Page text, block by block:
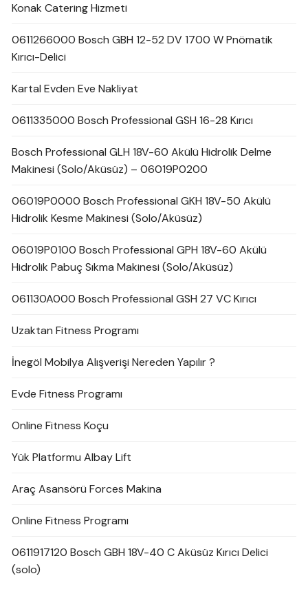
Konak Catering Hizmeti
0611266000 Bosch GBH 12-52 DV 1700 W Pnömatik
Kırıcı-Delici
Kartal Evden Eve Nakliyat
0611335000 Bosch Professional GSH 16-28 Kırıcı
Bosch Professional GLH 18V-60 Akülü Hidrolik Delme
Makinesi (Solo/Aküsüz) – 06019P0200
06019P0000 Bosch Professional GKH 18V-50 Akülü
Hidrolik Kesme Makinesi (Solo/Aküsüz)
06019P0100 Bosch Professional GPH 18V-60 Akülü
Hidrolik Pabuç Sıkma Makinesi (Solo/Aküsüz)
061130A000 Bosch Professional GSH 27 VC Kırıcı
Uzaktan Fitness Programı
İnegöl Mobilya Alışverişi Nereden Yapılır ?
Evde Fitness Programı
Online Fitness Koçu
Yük Platformu Albay Lift
Araç Asansörü Forces Makina
Online Fitness Programı
0611917120 Bosch GBH 18V-40 C Aküsüz Kırıcı Delici
(solo)